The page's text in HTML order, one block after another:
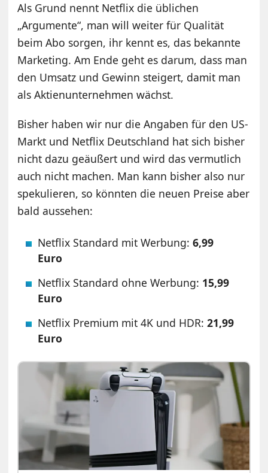
Als Grund nennt Netflix die üblichen
„Argumente“, man will weiter für Qualität
beim Abo sorgen, ihr kennt es, das bekannte
Marketing. Am Ende geht es darum, dass man
den Umsatz und Gewinn steigert, damit man
als Aktienunternehmen wächst.
Bisher haben wir nur die Angaben für den US-
Markt und Netflix Deutschland hat sich bisher
nicht dazu geäußert und wird das vermutlich
auch nicht machen. Man kann bisher also nur
spekulieren, so könnten die neuen Preise aber
bald aussehen:
Netflix Standard mit Werbung:6,99
Euro
Netflix Standard ohne Werbung: 15,99
Euro
Netflix Premium mit 4K und HDR:21,99
Euro